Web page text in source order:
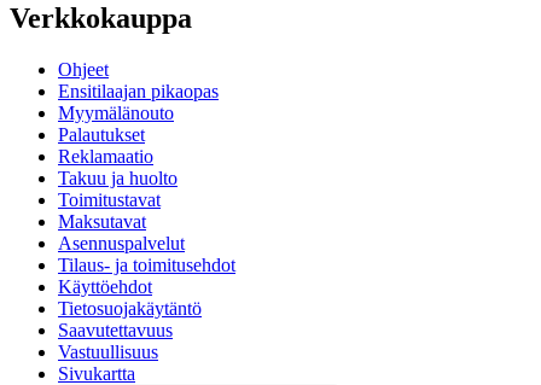
Verkkokauppa
Ohjeet
Ensitilaajan pikaopas
Myymälänouto
Palautukset
Reklamaatio
Takuu ja huolto
Toimitustavat
Maksutavat
Asennuspalvelut
Tilaus- ja toimitusehdot
Käyttöehdot
Tietosuojakäytäntö
Saavutettavuus
Vastuullisuus
Sivukartta